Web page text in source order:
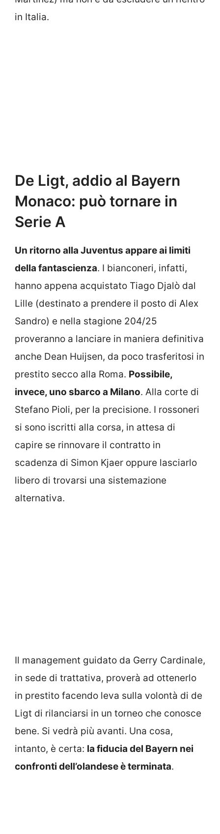
in Italia.
De Ligt, addio al Bayern
Monaco: può tornare in
Serie A
Un ritorno alla Juventus appare ai limiti
della fantascienza. I bianconeri, infatti,
hanno appena acquistato Tiago Djalò dal
Lille (destinato a prendere il posto di Alex
Sandro) e nella stagione 204/25
proveranno a lanciare in maniera definitiva
anche Dean Huijsen, da poco trasferitosi in
prestito secco alla Roma. Possibile,
invece, uno sbarco a Milano. Alla corte di
Stefano Pioli, per la precisione. I rossoneri
si sono iscritti alla corsa, in attesa di
capire se rinnovare il contratto in
scadenza di Simon Kjaer oppure lasciarlo
libero di trovarsi una sistemazione
alternativa.
Il management guidato da Gerry Cardinale,
in sede di trattativa, proverà ad ottenerlo
in prestito facendo leva sulla volontà di de
Ligt di rilanciarsi in un torneo che conosce
bene. Si vedrà più avanti. Una cosa,
intanto, è certa: la fiducia del Bayern nei
confronti dell’olandese è terminata.